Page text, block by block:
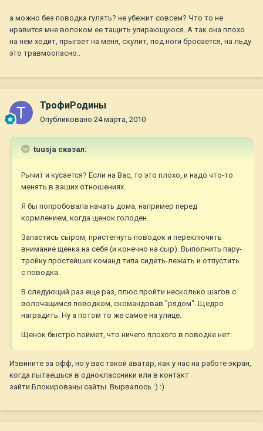
а можно без поводка гулять? не убежит совсем? Что то не
нравится мне волоком ее тащить упирающуюся..А так она плохо
на нем ходит, прыгает на меня, скулит, под ноги бросается, на льду
это травмоопасно..
ТрофиРодины
Опубликовано 24 марта, 2010
tuusja сказал:
Рычит и кусается? Если на Вас, то это плохо, и надо что-то
менять в ваших отношениях.
Я бы попробовала начать дома, например перед
кормлением, когда щенок голоден.
Запастись сыром, пристегнуть поводок и переключить
внимание щенка на себя (и конечно на сыр). Выполнить пару-
тройку простейших команд типа сидеть-лежать и отпустить
с поводка.
В следующий раз еще раз, плюс пройти несколько шагов с
волочащимся поводком, скомандовав "рядом". Щедро
наградить. Ну а потом то же самое на улице.
Щенок быстро поймет, что ничего плохого в поводке нет.
Извините за офф, но у вас такой аватар, как у нас на работе экран,
когда пытаешься в одноклассники или в контакт
зайти.Блокированы сайты. Вырвалось :) :)